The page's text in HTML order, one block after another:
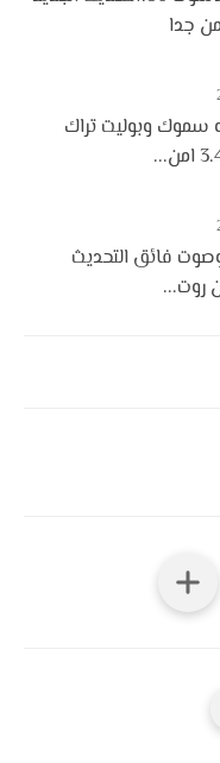
سموك وبوليت تراك
وصوت فائق التحديث